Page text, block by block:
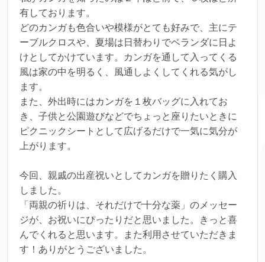
有しております。
どのカンガも色合いや模様がとても好みで、主にテ
ーブルクロスや、夏場は日替わりでベランダに日よ
けとしてかけています。カンガを通して入ってくる
風は家の中を明るく、風通しよくしてくれる気がし
ます。
また、外出時にはカンガを１枚バッグに入れてお
き、子供と公園遊びなどでちょっと座りたいときに
ピクニックシートとして広げるだけで一気に気分が
上がります。
今回、親戚の出産祝いとしてカンガを贈りたく購入
しました。
「両親の祈りは、それだけで十分な薬」のメッセー
ジが、お祝いにぴったりだと思いました。きっと喜
んでくれると思います。また利用させていただきま
す！ありがとうございました。